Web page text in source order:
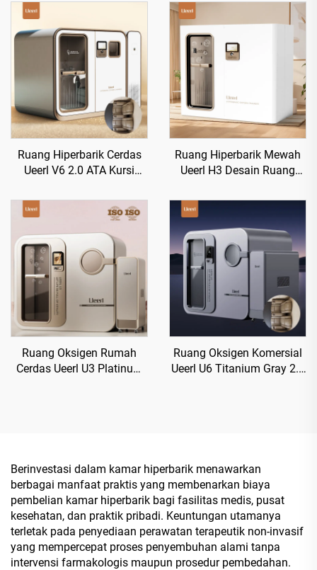
Ruang Hiperbarik Cerdas
Ueerl V6 2.0 ATA Kursi
Tidur
Ruang Hiperbarik Mewah
Ueerl H3 Desain Ruang
Pusat Kesehatan
Ruang Oksigen Rumah
Cerdas Ueerl U3 Platinum
Ruang Oksigen Komersial
Ueerl U6 Titanium Gray 2.0
Berinvestasi dalam kamar hiperbarik menawarkan
berbagai manfaat praktis yang membenarkan biaya
pembelian kamar hiperbarik bagi fasilitas medis, pusat
kesehatan, dan praktik pribadi. Keuntungan utamanya
terletak pada penyediaan perawatan terapeutik non-invasif
yang mempercepat proses penyembuhan alami tanpa
intervensi farmakologis maupun prosedur pembedahan.